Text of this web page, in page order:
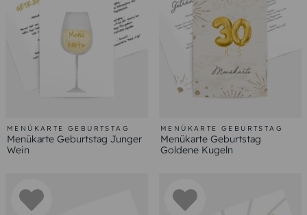
MENÜKARTE GEBURTSTAG
Menükarte Geburtstag Junger
Wein
MENÜKARTE GEBURTSTAG
Menükarte Geburtstag
Goldene Kugeln